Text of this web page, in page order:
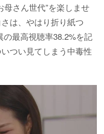
母さん世代”を楽しませ
は、やはり折り紙つ
最高視聴率38.2%を記
つい見てしまう中毒性